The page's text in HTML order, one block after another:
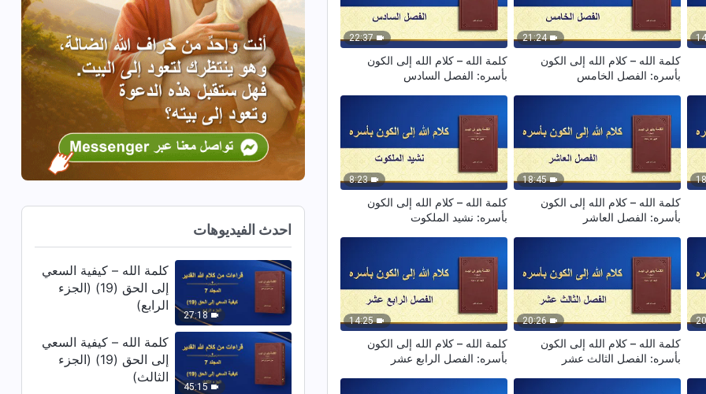
21:24
كلمة الله – كلام الله إلى الكون
بأسره: الفصل الخامس
22:37
كلمة الله – كلام الله إلى الكون
بأسره: الفصل السادس
18:45
كلمة الله – كلام الله إلى الكون
بأسره: الفصل العاشر
8:23
كلمة الله – كلام الله إلى الكون
بأسره: نشيد الملكوت
20:26
كلمة الله – كلام الله إلى الكون
بأسره: الفصل الثالث عشر
14:25
كلمة الله – كلام الله إلى الكون
بأسره: الفصل الرابع عشر
احدث الفيديوهات
27:18
كلمة الله – كيفية السعي
إلى الحق (19) (الجزء
الرابع)
45:15
كلمة الله – كيفية السعي
إلى الحق (19) (الجزء
الثالث)